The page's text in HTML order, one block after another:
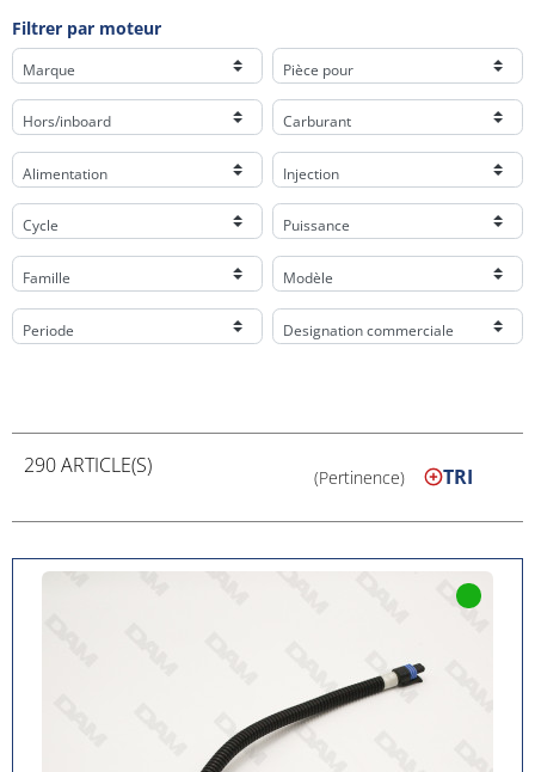
Filtrer par moteur
Marque Pièce pour
Hors/inboard Carburant
Alimentation Injection
Cycle Puissance
Famille Modèle
Periode Designation commerciale
290 ARTICLE(S) (Pertinence) TRI